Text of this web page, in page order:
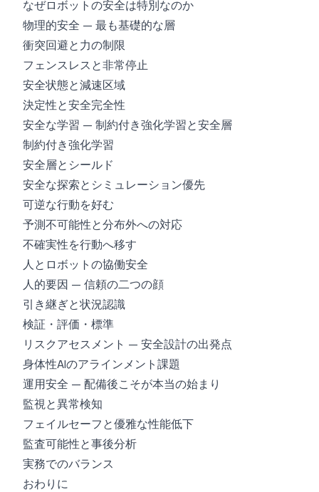
なぜロボットの安全は特別なのか
物理的安全 — 最も基礎的な層
衝突回避と力の制限
フェンスレスと非常停止
安全状態と減速区域
決定性と安全完全性
安全な学習 — 制約付き強化学習と安全層
制約付き強化学習
安全層とシールド
安全な探索とシミュレーション優先
可逆な行動を好む
予測不可能性と分布外への対応
不確実性を行動へ移す
人とロボットの協働安全
人的要因 — 信頼の二つの顔
引き継ぎと状況認識
検証・評価・標準
リスクアセスメント — 安全設計の出発点
身体性AIのアラインメント課題
運用安全 — 配備後こそが本当の始まり
監視と異常検知
フェイルセーフと優雅な性能低下
監査可能性と事後分析
実務でのバランス
おわりに